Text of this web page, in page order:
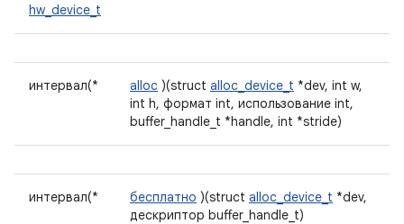
hw_device_t
интервал(* alloc )(struct alloc_device_t *dev, int w,
int h, формат int, использование int,
buffer_handle_t *handle, int *stride)
интервал(* бесплатно )(struct alloc_device_t *dev,
дескриптор buffer_handle_t)